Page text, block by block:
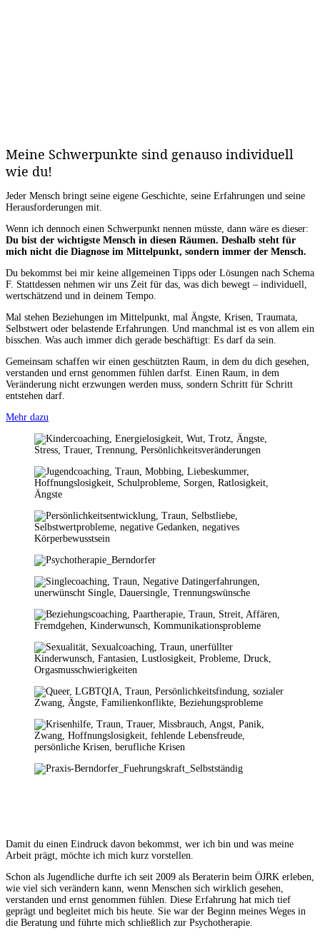
Meine Schwerpunkte sind genauso individuell
wie du!
Jeder Mensch bringt seine eigene Geschichte, seine Erfahrungen und seine
Herausforderungen mit.
Wenn ich dennoch einen Schwerpunkt nennen müsste, dann wäre es dieser:
Du bist der wichtigste Mensch in diesen Räumen. Deshalb steht für
mich nicht die Diagnose im Mittelpunkt, sondern immer der Mensch.
Du bekommst bei mir keine allgemeinen Tipps oder Lösungen nach Schema
F. Stattdessen nehmen wir uns Zeit für das, was dich bewegt – individuell,
wertschätzend und in deinem Tempo.
Mal stehen Beziehungen im Mittelpunkt, mal Ängste, Krisen, Traumata,
Selbstwert oder belastende Erfahrungen. Und manchmal ist es von allem ein
bisschen. Was auch immer dich gerade beschäftigt: Es darf da sein.
Gemeinsam schaffen wir einen geschützten Raum, in dem du dich gesehen,
verstanden und ernst genommen fühlen darfst. Einen Raum, in dem
Veränderung nicht erzwungen werden muss, sondern Schritt für Schritt
entstehen darf.
Mehr dazu
Damit du einen Eindruck davon bekommst, wer ich bin und was meine
Arbeit prägt, möchte ich mich kurz vorstellen.
Schon als Jugendliche durfte ich seit 2009 als Beraterin beim ÖJRK erleben,
wie viel sich verändern kann, wenn Menschen sich wirklich gesehen,
verstanden und ernst genommen fühlen. Diese Erfahrung hat mich tief
geprägt und begleitet mich bis heute. Sie war der Beginn meines Weges in
die Beratung und führte mich schließlich zur Psychotherapie.